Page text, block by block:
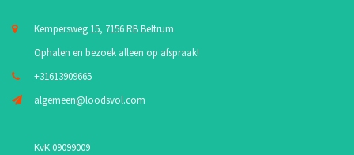
Kempersweg 15, 7156 RB Beltrum
Ophalen en bezoek alleen op afspraak!
+31613909665
algemeen@loodsvol.com
KvK 09099009